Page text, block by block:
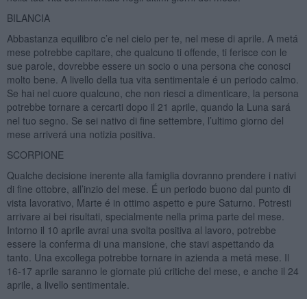
BILANCIA
Abbastanza equilibro c’e nel cielo per te, nel mese di aprile. A metá
mese potrebbe capitare, che qualcuno ti offende, ti ferisce con le
sue parole, dovrebbe essere un socio o una persona che conosci
molto bene. A livello della tua vita sentimentale é un periodo calmo.
Se hai nel cuore qualcuno, che non riesci a dimenticare, la persona
potrebbe tornare a cercarti dopo il 21 aprile, quando la Luna sará
nel tuo segno. Se sei nativo di fine settembre, l’ultimo giorno del
mese arriverá una notizia positiva.
SCORPIONE
Qualche decisione inerente alla famiglia dovranno prendere i nativi
di fine ottobre, all’inzio del mese. É un periodo buono dal punto di
vista lavorativo, Marte é in ottimo aspetto e pure Saturno. Potresti
arrivare ai bei risultati, specialmente nella prima parte del mese.
Intorno il 10 aprile avrai una svolta positiva al lavoro, potrebbe
essere la conferma di una mansione, che stavi aspettando da
tanto. Una excollega potrebbe tornare in azienda a metá mese. Il
16-17 aprile saranno le giornate piú critiche del mese, e anche il 24
aprile, a livello sentimentale.